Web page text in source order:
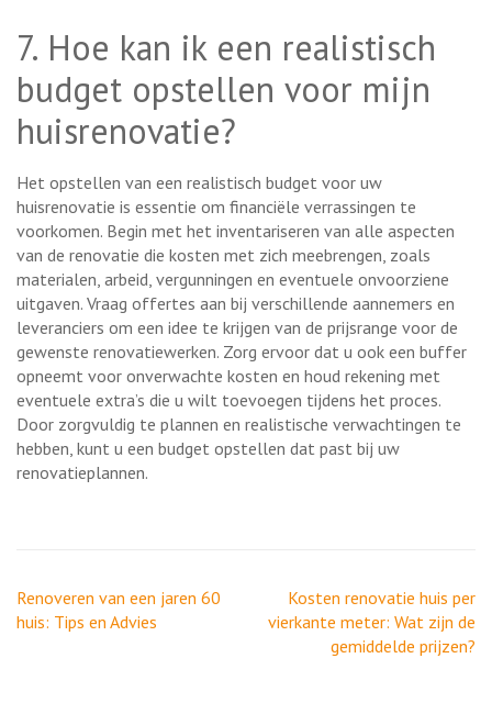
7. Hoe kan ik een realistisch
budget opstellen voor mijn
huisrenovatie?
Het opstellen van een realistisch budget voor uw
huisrenovatie is essentie om financiële verrassingen te
voorkomen. Begin met het inventariseren van alle aspecten
van de renovatie die kosten met zich meebrengen, zoals
materialen, arbeid, vergunningen en eventuele onvoorziene
uitgaven. Vraag offertes aan bij verschillende aannemers en
leveranciers om een idee te krijgen van de prijsrange voor de
gewenste renovatiewerken. Zorg ervoor dat u ook een buffer
opneemt voor onverwachte kosten en houd rekening met
eventuele extra’s die u wilt toevoegen tijdens het proces.
Door zorgvuldig te plannen en realistische verwachtingen te
hebben, kunt u een budget opstellen dat past bij uw
renovatieplannen.
Berichtnavigatie
Renoveren van een jaren 60
huis: Tips en Advies
Kosten renovatie huis per
vierkante meter: Wat zijn de
gemiddelde prijzen?